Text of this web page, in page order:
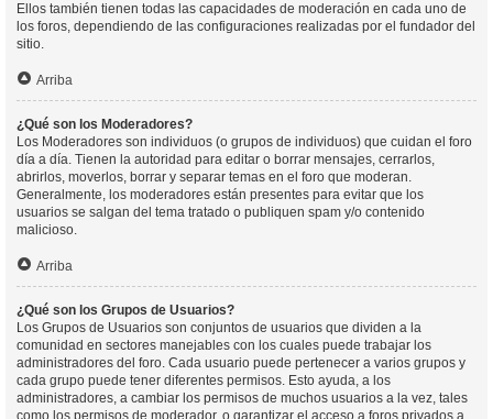
Ellos también tienen todas las capacidades de moderación en cada uno de
los foros, dependiendo de las configuraciones realizadas por el fundador del
sitio.
Arriba
¿Qué son los Moderadores?
Los Moderadores son individuos (o grupos de individuos) que cuidan el foro
día a día. Tienen la autoridad para editar o borrar mensajes, cerrarlos,
abrirlos, moverlos, borrar y separar temas en el foro que moderan.
Generalmente, los moderadores están presentes para evitar que los
usuarios se salgan del tema tratado o publiquen spam y/o contenido
malicioso.
Arriba
¿Qué son los Grupos de Usuarios?
Los Grupos de Usuarios son conjuntos de usuarios que dividen a la
comunidad en sectores manejables con los cuales puede trabajar los
administradores del foro. Cada usuario puede pertenecer a varios grupos y
cada grupo puede tener diferentes permisos. Esto ayuda, a los
administradores, a cambiar los permisos de muchos usuarios a la vez, tales
como los permisos de moderador, o garantizar el acceso a foros privados a